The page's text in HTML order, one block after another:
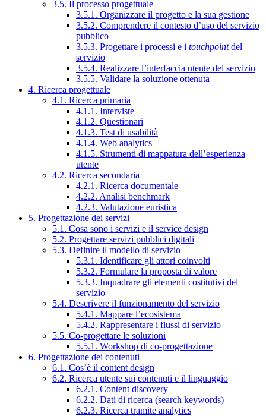
3.5. Il processo progettuale
3.5.1. Organizzare il progetto e la sua gestione
3.5.2. Comprendere il contesto d’uso del servizio
pubblico
3.5.3. Progettare i processi e i touchpointdel
servizio
3.5.4. Realizzare l’interfaccia utente del servizio
3.5.5. Validare la soluzione ottenuta
4. Ricerca progettuale
4.1. Ricerca primaria
4.1.1. Interviste
4.1.2. Questionari
4.1.3. Test di usabilità
4.1.4. Web analytics
4.1.5. Strumenti di mappatura dell’esperienza
utente
4.2. Ricerca secondaria
4.2.1. Ricerca documentale
4.2.2. Analisi benchmark
4.2.3. Valutazione euristica
5. Progettazione dei servizi
5.1. Cosa sono i servizi e il service design
5.2. Progettare servizi pubblici digitali
5.3. Definire il modello di servizio
5.3.1. Identificare gli attori coinvolti
5.3.2. Formulare la proposta di valore
5.3.3. Inquadrare gli elementi costitutivi del
servizio
5.4. Descrivere il funzionamento del servizio
5.4.1. Mappare l’ecosistema
5.4.2. Rappresentare i flussi di servizio
5.5. Co-progettare le soluzioni
5.5.1. Workshop di co-progettazione
6. Progettazione dei contenuti
6.1. Cos’è il content design
6.2. Ricerca utente sui contenuti e il linguaggio
6.2.1. Content discovery
6.2.2. Dati di ricerca (search keywords)
6.2.3. Ricerca tramite analytics